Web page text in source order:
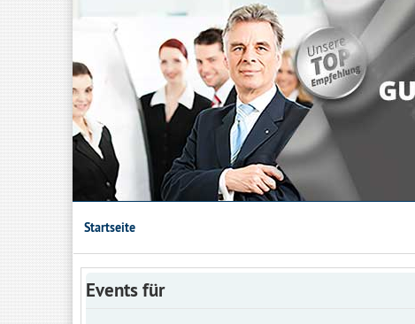
Startseite
Events für